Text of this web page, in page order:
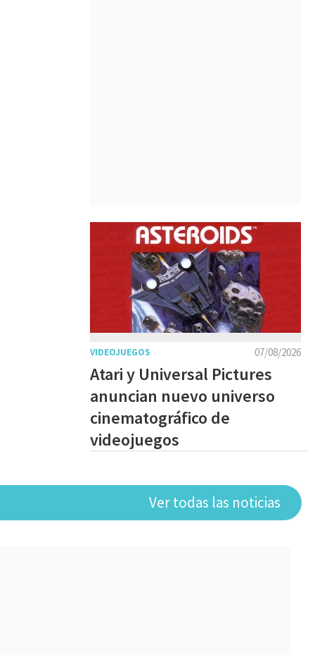
07/08/2026
VIDEOJUEGOS
Atari y Universal Pictures
anuncian nuevo universo
cinematográfico de
videojuegos
Ver todas las noticias